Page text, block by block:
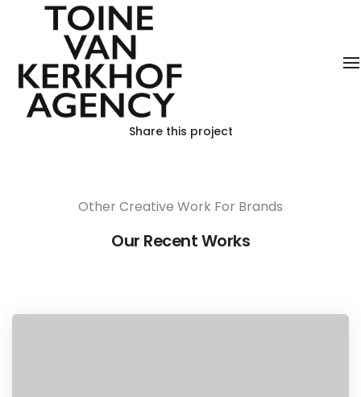
Share this project
Other Creative Work For Brands
Our Recent Works